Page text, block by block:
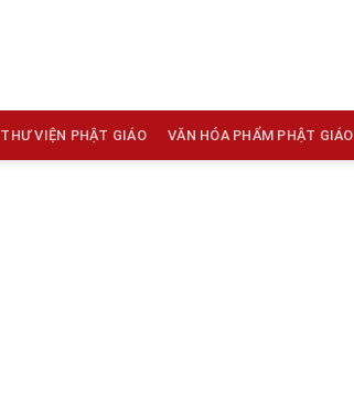
THƯ VIỆN PHẬT GIÁO VĂN HÓA PHẨM PHẬT GIÁO